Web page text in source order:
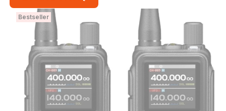
Bestseller